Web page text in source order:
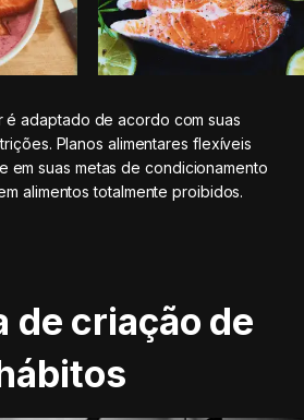
é adaptado de acordo com suas
Planos alimentares flexíveis
em suas metas de condicionamento
alimentos totalmente proibidos.
de criação de